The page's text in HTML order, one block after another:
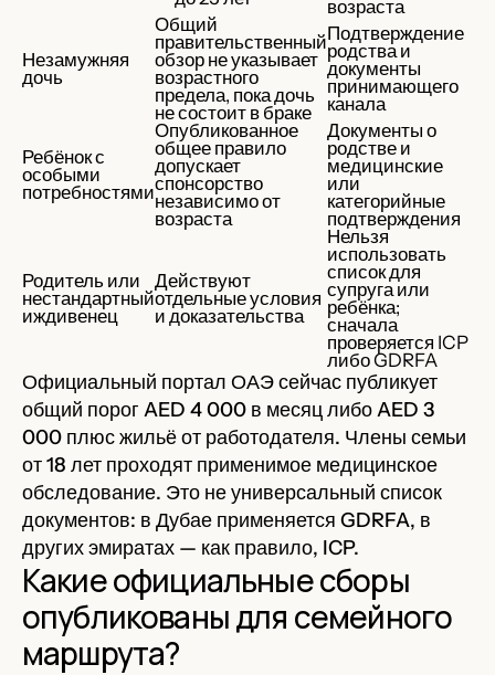
возраста
Незамужняя
дочь
Общий
правительственный
обзор не указывает
возрастного
предела, пока дочь
не состоит в браке
Подтверждение
родства и
документы
принимающего
канала
Ребёнок с
особыми
потребностями
Опубликованное
общее правило
допускает
спонсорство
независимо от
возраста
Документы о
родстве и
медицинские
или
категорийные
подтверждения
Родитель или
нестандартный
иждивенец
Действуют
отдельные условия
и доказательства
Нельзя
использовать
список для
супруга или
ребёнка;
сначала
проверяется ICP
либо GDRFA
Официальный портал ОАЭ сейчас публикует
общий порог AED 4 000 в месяц либо AED 3
000 плюс жильё от работодателя. Члены семьи
от 18 лет проходят применимое медицинское
обследование. Это не универсальный список
документов: в Дубае применяется GDRFA, в
других эмиратах — как правило, ICP.
Какие официальные сборы
опубликованы для семейного
маршрута?